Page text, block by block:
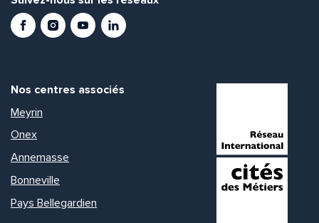
FacebookInstagramYoutubeLinkedIn
Nos centres associés
Meyrin
Onex
Annemasse
Bonneville
Pays Bellegardien